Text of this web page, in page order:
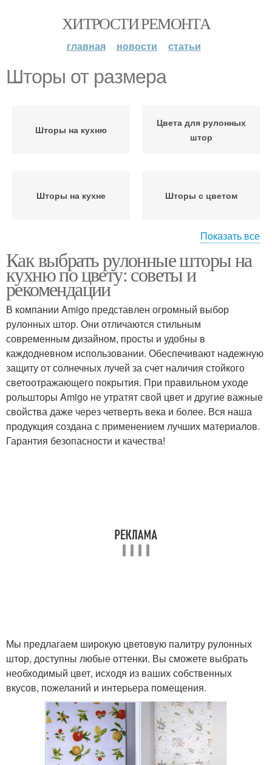
ХИТРОСТИ РЕМОНТА
главная новости статьи
Шторы от размера
Шторы на кухню
Цвета для рулонных
штор
Шторы на кухне Шторы с цветом
Рулонные шторы Шторы в интерьере
Шторы из дерева
Материалы для
рулонных штор
Шторы для кухни
Узоры для рулонных
штор
Размер в соответствии Уход за шторами
Узор для рулонных
штор
Римские шторы
Показать все
Как выбрать рулонные шторы на
кухню по цвету: советы и
рекомендации
В компании Amigo представлен огромный выбор
рулонных штор. Они отличаются стильным
современным дизайном, просты и удобны в
каждодневном использовании. Обеспечивают надежную
защиту от солнечных лучей за счет наличия стойкого
светоотражающего покрытия. При правильном уходе
рольшторы Amigo не утратят свой цвет и другие важные
свойства даже через четверть века и более. Вся наша
продукция создана с применением лучших материалов.
Гарантия безопасности и качества!
Мы предлагаем широкую цветовую палитру рулонных
штор, доступны любые оттенки. Вы сможете выбрать
необходимый цвет, исходя из ваших собственных
вкусов, пожеланий и интерьера помещения.